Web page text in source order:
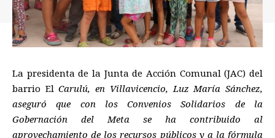
La presidenta de la Junta de Acción Comunal (JAC) del
barrio El Carulú, en Villavicencio, Luz María Sánchez,
aseguró que con los Convenios Solidarios de la
Gobernación del Meta se ha contribuido al
aprovechamiento de los recursos públicos y a la fórmula